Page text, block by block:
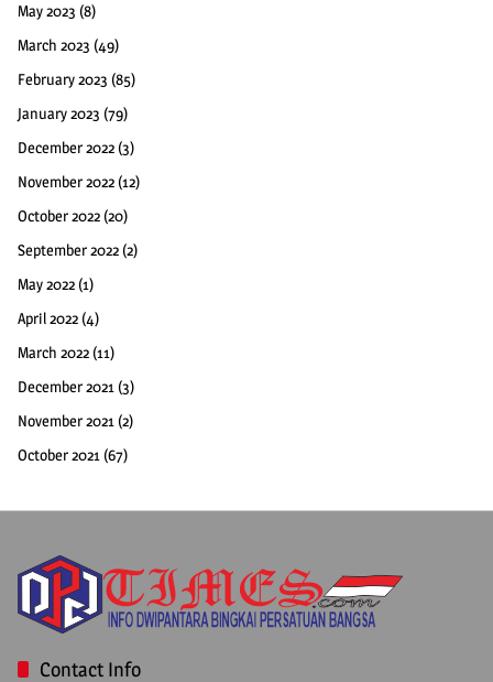
May 2023 (8)
March 2023 (49)
February 2023 (85)
January 2023 (79)
December 2022 (3)
November 2022 (12)
October 2022 (20)
September 2022 (2)
May 2022 (1)
April 2022 (4)
March 2022 (11)
December 2021 (3)
November 2021 (2)
October 2021 (67)
Contact Info